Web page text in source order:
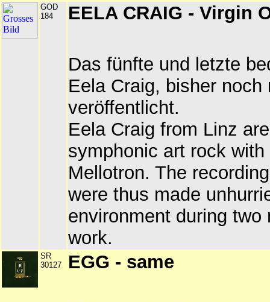
GOD
184
EELA CRAIG - Virgin
Das fünfte und letzte
Eela Craig, bisher noch
veröffentlicht.
Eela Craig from Linz
symphonic art rock
Mellotron. The
were thus made
environment during
work.
SR
30127
EGG - same